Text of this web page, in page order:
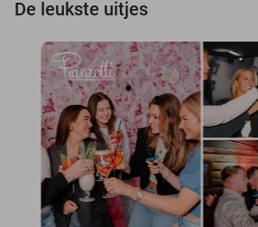
De leukste uitjes